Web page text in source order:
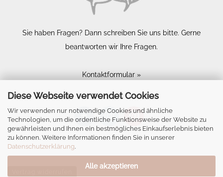
Diese Webseite verwendet Cookies
Wir verwenden nur notwendige Cookies und ähnliche
Technologien, um die ordentliche Funktionsweise der Website zu
gewährleisten und Ihnen ein bestmögliches Einkaufserlebnis bieten
zu können. Weitere Informationen finden Sie in unserer
Datenschutzerklärung.
Alle akzeptieren
Sie haben Fragen? Dann schreiben Sie uns bitte. Gerne
beantworten wir Ihre Fragen.
Kontaktformular »